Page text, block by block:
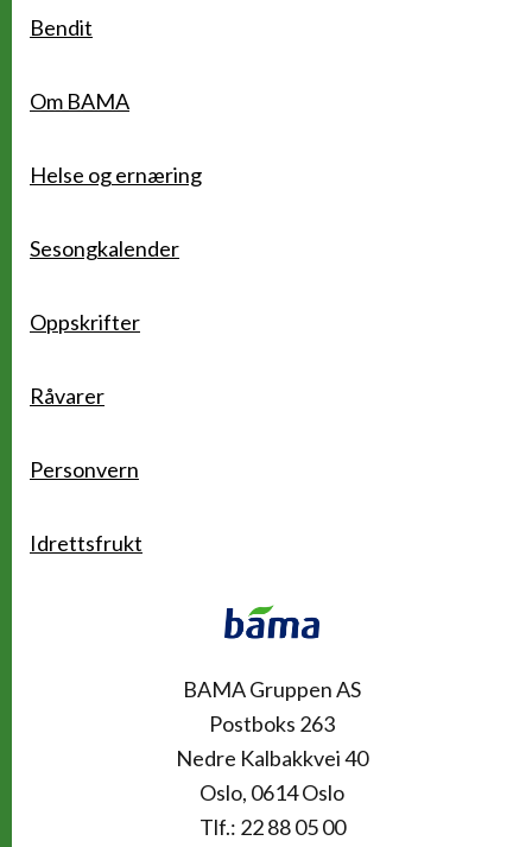
BAMA Gruppen AS
Postboks 263
Nedre Kalbakkvei 40
Oslo, 0614 Oslo
Tlf.: 22 88 05 00
Bendit
Om BAMA
Helse og ernæring
Sesongkalender
Oppskrifter
Råvarer
Personvern
Idrettsfrukt